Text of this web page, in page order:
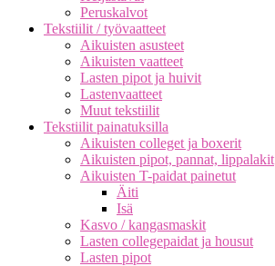
Peruskalvot
Tekstiilit / työvaatteet
Aikuisten asusteet
Aikuisten vaatteet
Lasten pipot ja huivit
Lastenvaatteet
Muut tekstiilit
Tekstiilit painatuksilla
Aikuisten colleget ja boxerit
Aikuisten pipot, pannat, lippalakit
Aikuisten T-paidat painetut
Äiti
Isä
Kasvo / kangasmaskit
Lasten collegepaidat ja housut
Lasten pipot